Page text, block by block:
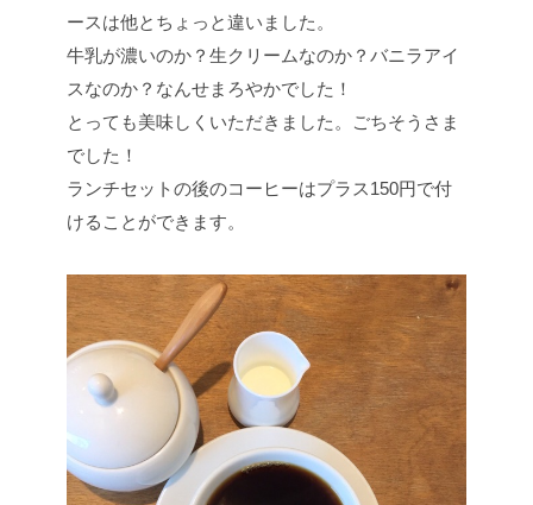
ースは他とちょっと違いました。
牛乳が濃いのか？生クリームなのか？バニラアイ
スなのか？なんせまろやかでした！
とっても美味しくいただきました。ごちそうさま
でした！
ランチセットの後のコーヒーはプラス150円で付
けることができます。